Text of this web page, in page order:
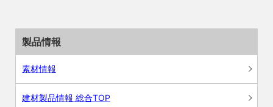
製品情報
素材情報
建材製品情報 総合TOP